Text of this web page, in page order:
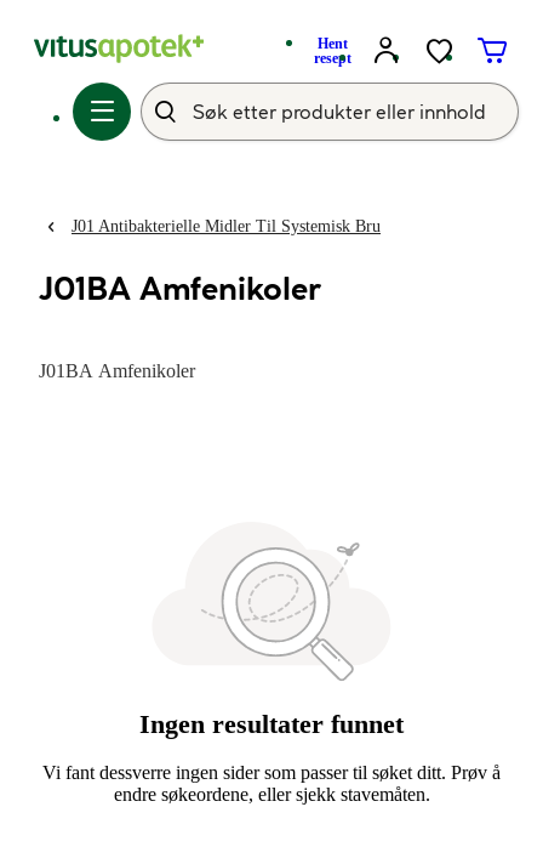
Hent
resept
J01 Antibakterielle Midler Til Systemisk Bru
J01BA Amfenikoler
J01BA Amfenikoler
Ingen resultater funnet
Vi fant dessverre ingen sider som passer til søket ditt. Prøv å
endre søkeordene, eller sjekk stavemåten.